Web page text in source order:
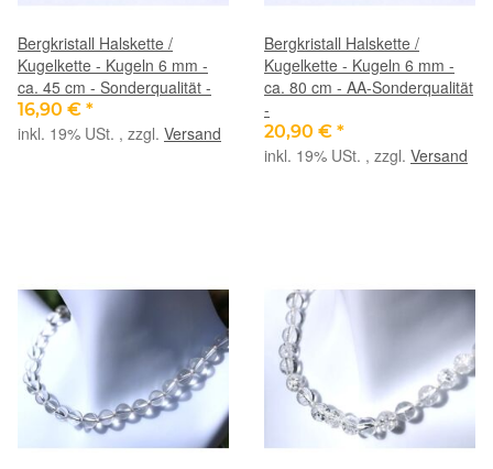
Bergkristall Halskette /
Kugelkette - Kugeln 6 mm -
ca. 45 cm - Sonderqualität -
16,90 € *
inkl. 19% USt. , zzgl. Versand
Bergkristall Halskette /
Kugelkette - Kugeln 6 mm -
ca. 80 cm - AA-Sonderqualität
-
20,90 € *
inkl. 19% USt. , zzgl. Versand